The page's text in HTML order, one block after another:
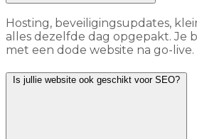
Hosting, beveiligingsupdates,
alles dezelfde dag opgepakt. Je
met een dode website na go-live.
Is jullie website ook geschikt voor SEO?